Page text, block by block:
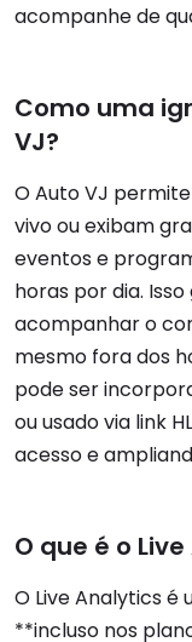
acompanhe de
Como uma
VJ?
O Auto VJ
vivo ou exibam
eventos e
horas por dia.
acompanhar o
mesmo fora dos
pode ser
ou usado via link
acesso e
O que é o
O Live Analytics é
**incluso nos